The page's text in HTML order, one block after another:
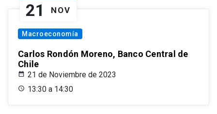
21 NOV
Macroeconomía
Carlos Rondón Moreno, Banco Central de
Chile
21 de Noviembre de 2023
13:30 a 14:30